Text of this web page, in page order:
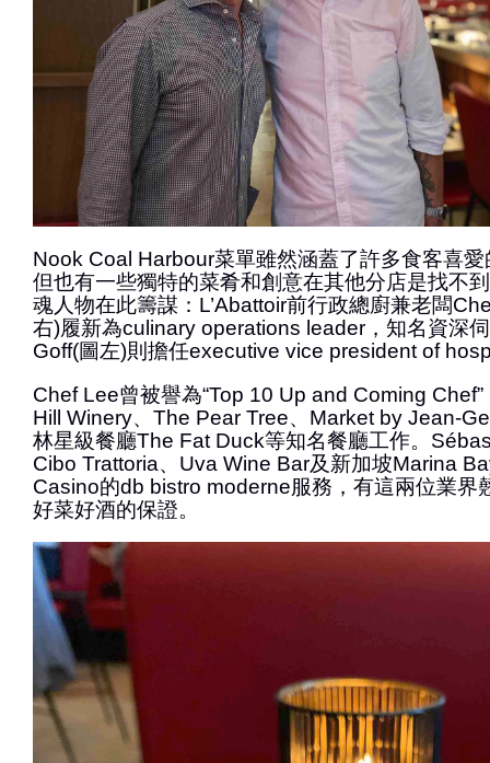
Nook Coal Harbour菜單雖然涵蓋了許多食客喜
但也有一些獨特的菜肴和創意在其他分店是找不
魂人物在此籌謀：L’Abattoir前行政總廚兼老闆
右)履新為culinary operations leader，知名資深
Goff(圖左)則擔任executive vice president of
Chef Lee曾被譽為“Top 10 Up and Coming
Hill Winery、The Pear Tree、Market by Jean-
林星級餐廳The Fat Duck等知名餐廳工作。
Cibo Trattoria、Uva Wine Bar及新加坡Marina
Casino的db bistro moderne服務，有這兩位業界
好菜好酒的保證。